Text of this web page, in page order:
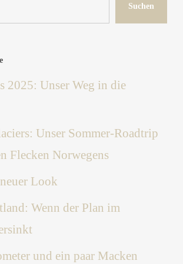
Suchen
2025: Unser Weg in die
Unser Sommer-Roadtrip
Flecken Norwegens
Look
Wenn der Plan im
und ein paar Macken